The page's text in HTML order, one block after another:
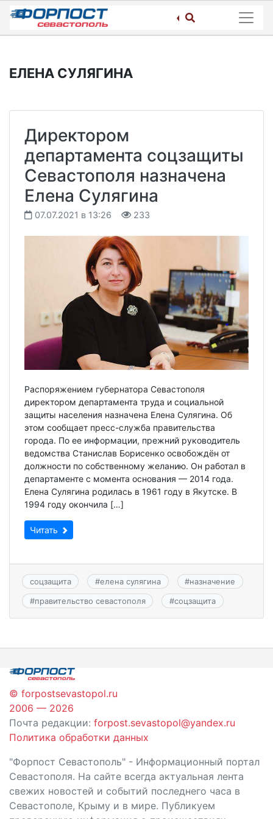
Skip
content
ЕЛЕНА СУЛЯГИНА
Директором
департамента соцзащиты
Севастополя назначена
Елена Сулягина
07.07.2021 в 13:26 233
Распоряжением губернатора Севастополя
директором департамента труда и социальной
защиты населения назначена Елена Сулягина. Об
этом сообщает пресс-служба правительства
города. По ее информации, прежний руководитель
ведомства Станислав Борисенко освобождён от
должности по собственному желанию. Он работал в
департаменте с момента основания — 2014 года.
Елена Сулягина родилась в 1961 году в Якутске. В
1994 году окончила […]
Читать
соцзащита #елена сулягина #назначение
#правительство севастополя #соцзащита
© forpostsevastopol.ru
2006 — 2026
Почта редакции: forpost.sevastopol@yandex.ru
Политика обработки данных
"Форпост Севастополь" - Информационный портал
Севастополя. На сайте всегда актуальная лента
свежих новостей и событий последнего часа в
Севастополе, Крыму и в мире. Публикуем